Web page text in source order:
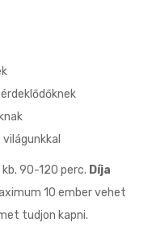
90-120 perc. Díja
10 ember vehet
tudjon kapni.